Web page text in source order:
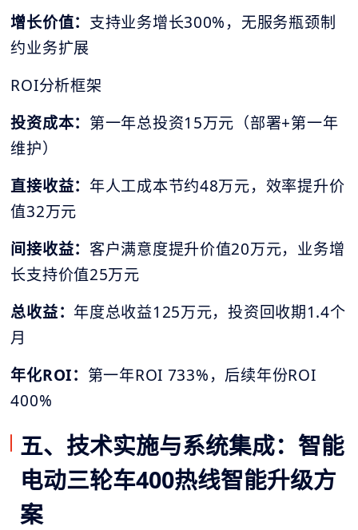
增长价值： 支持业务增长300%，无服务瓶颈制
约业务扩展
ROI分析框架
投资成本： 第一年总投资15万元（部署+第一年
维护）
直接收益： 年人工成本节约48万元，效率提升价
值32万元
间接收益：客户满意度提升价值20万元，业务增
长支持价值25万元
总收益： 年度总收益125万元，投资回收期1.4个
月
年化ROI： 第一年ROI 733%，后续年份ROI
400%
五、技术实施与系统集成：智能
电动三轮车400热线智能升级方
案